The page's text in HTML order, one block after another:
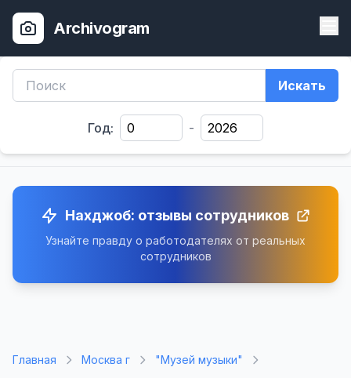
Archivogram
Искать
Год: -
Нахджоб: отзывы сотрудников
Узнайте правду о работодателях от реальных
сотрудников
Главная Москва г "Музей музыки"